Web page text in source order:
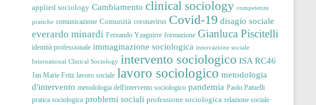
applied sociology Cambiamento clinical sociology competenze
pratiche comunicazione Comunità coronavirus Covid-19 disagio sociale
everardo minardi Fernando Yzaguirre formazione Gianluca Piscitelli
identità professionale immaginazione sociologica innovazione sociale
International Clinical Sociology intervento sociologico ISA RC46
Jan Marie Fritz lavoro sociale lavoro sociologico metodologia
d'intervento metodologia dell'intervento sociologico pandemia Paolo Patuelli
pratica sociologica problemi sociali professione sociologica relazione sociale